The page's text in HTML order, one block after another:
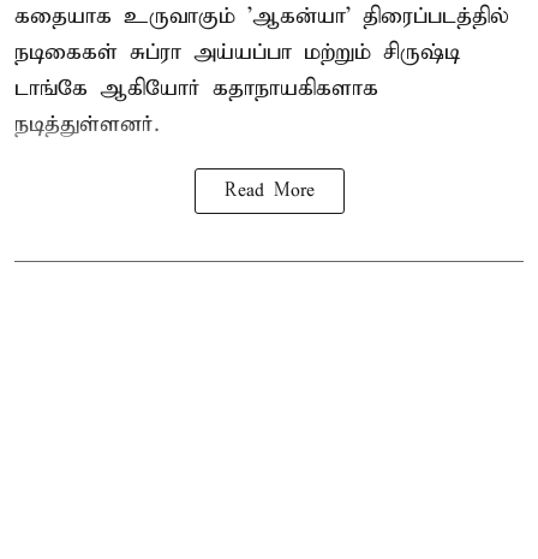
கதையாக உருவாகும் 'ஆகன்யா' திரைப்படத்தில்
நடிகைகள் சுப்ரா அய்யப்பா மற்றும் சிருஷ்டி
டாங்கே ஆகியோர் கதாநாயகிகளாக
நடித்துள்ளனர்.
Read More